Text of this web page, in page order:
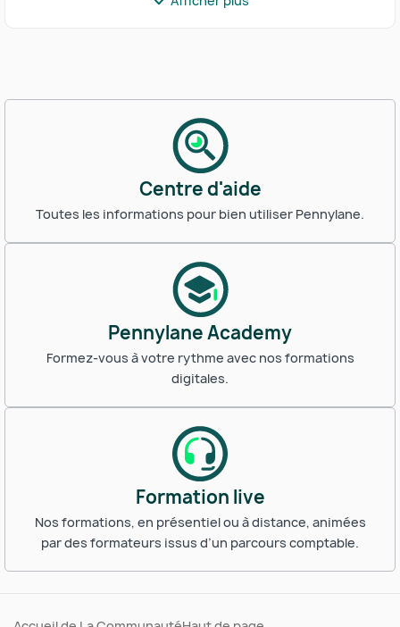
Centre d'aide
Toutes les informations pour bien utiliser Pennylane.
Pennylane Academy
Formez-vous à votre rythme avec nos formations
digitales.
Formation live
Nos formations, en présentiel ou à distance, animées
par des formateurs issus d’un parcours comptable.